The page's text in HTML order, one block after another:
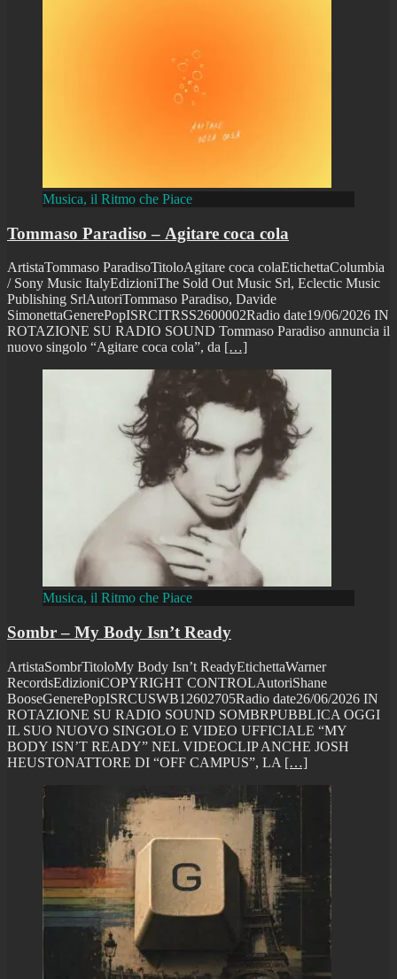
Musica, il Ritmo che Piace
Tommaso Paradiso – Agitare coca cola
ArtistaTommaso ParadisoTitoloAgitare coca colaEtichettaColumbia
/ Sony Music ItalyEdizioniThe Sold Out Music Srl, Eclectic Music
Publishing SrlAutoriTommaso Paradiso, Davide
SimonettaGenerePopISRCITRSS2600002Radio date19/06/2026 IN
ROTAZIONE SU RADIO SOUND Tommaso Paradiso annuncia il
nuovo singolo “Agitare coca cola”, da […]
Musica, il Ritmo che Piace
Sombr – My Body Isn’t Ready
ArtistaSombrTitoloMy Body Isn’t ReadyEtichettaWarner
RecordsEdizioniCOPYRIGHT CONTROLAutoriShane
BooseGenerePopISRCUSWB12602705Radio date26/06/2026 IN
ROTAZIONE SU RADIO SOUND SOMBRPUBBLICA OGGI
IL SUO NUOVO SINGOLO E VIDEO UFFICIALE “MY
BODY ISN’T READY” NEL VIDEOCLIP ANCHE JOSH
HEUSTONATTORE DI “OFF CAMPUS”, LA […]